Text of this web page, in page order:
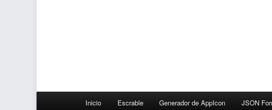
Inicio Escrable Generador de AppIcon JSON